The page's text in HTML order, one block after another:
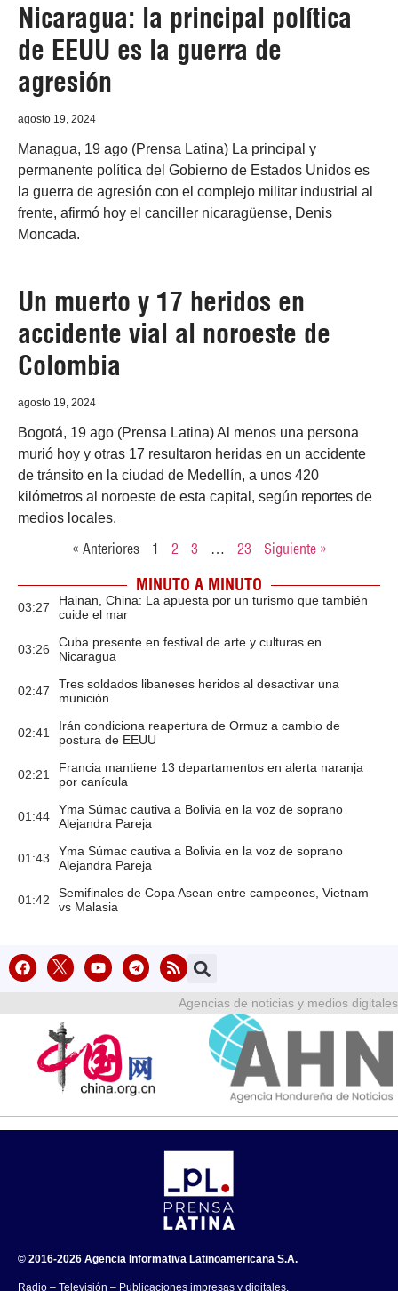
Nicaragua: la principal política
de EEUU es la guerra de
agresión
agosto 19, 2024
Managua, 19 ago (Prensa Latina) La principal y
permanente política del Gobierno de Estados Unidos es
la guerra de agresión con el complejo militar industrial al
frente, afirmó hoy el canciller nicaragüense, Denis
Moncada.
Un muerto y 17 heridos en
accidente vial al noroeste de
Colombia
agosto 19, 2024
Bogotá, 19 ago (Prensa Latina) Al menos una persona
murió hoy y otras 17 resultaron heridas en un accidente
de tránsito en la ciudad de Medellín, a unos 420
kilómetros al noroeste de esta capital, según reportes de
medios locales.
« Anteriores 1 2 3 … 23 Siguiente »
MINUTO A MINUTO
03:27
Hainan, China: La apuesta por un turismo que también
cuide el mar
03:26
Cuba presente en festival de arte y culturas en
Nicaragua
02:47
Tres soldados libaneses heridos al desactivar una
munición
02:41
Irán condiciona reapertura de Ormuz a cambio de
postura de EEUU
02:21
Francia mantiene 13 departamentos en alerta naranja
por canícula
01:44
Yma Súmac cautiva a Bolivia en la voz de soprano
Alejandra Pareja
01:43
Yma Súmac cautiva a Bolivia en la voz de soprano
Alejandra Pareja
01:42
Semifinales de Copa Asean entre campeones, Vietnam
vs Malasia
Agencias de noticias y medios digitales
© 2016-2026 Agencia Informativa Latinoamericana S.A.
Radio – Televisión – Publicaciones impresas y digitales.